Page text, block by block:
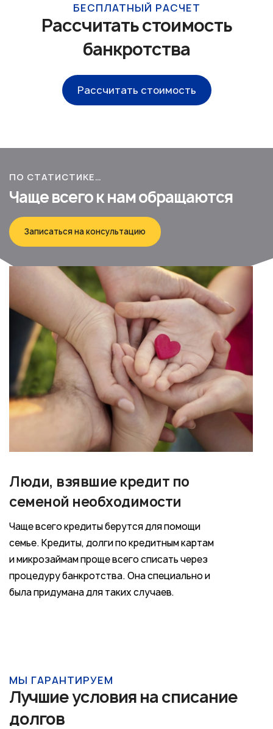
БЕСПЛАТНЫЙ РАСЧЕТ
Рассчитать стоимость
банкротства
Рассчитать стоимость
ПО СТАТИСТИКЕ…
Чаще всего к нам обращаются
Записаться на консультацию
Люди, взявшие кредит по
семеной необходимости
Чаще всего кредиты берутся для помощи
семье. Кредиты, долги по кредитным картам
и микрозаймам проще всего списать через
процедуру банкротства. Она специально и
была придумана для таких случаев.
МЫ ГАРАНТИРУЕМ
Лучшие условия на списание
долгов